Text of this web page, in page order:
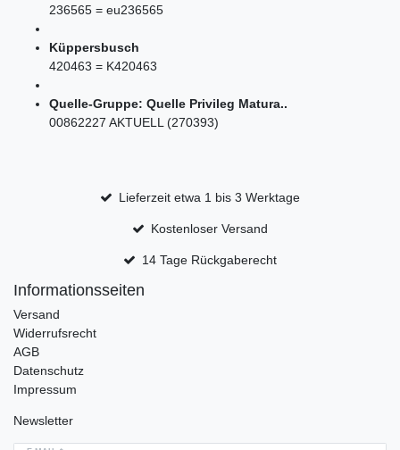
236565 = eu236565
Küppersbusch
420463 = K420463
Quelle-Gruppe: Quelle Privileg Matura..
00862227 AKTUELL (270393)
Lieferzeit etwa 1 bis 3 Werktage
Kostenloser Versand
14 Tage Rückgaberecht
Informationsseiten
Versand
Widerrufsrecht
AGB
Datenschutz
Impressum
Newsletter